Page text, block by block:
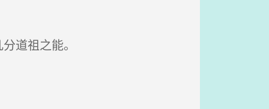
道祖之能。